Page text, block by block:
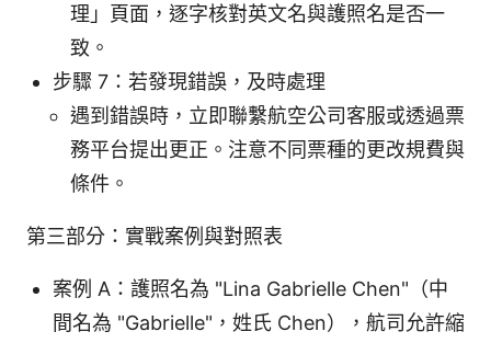
理」頁面，逐字核對英文名與護照名是否一
致。
步驟 7：若發現錯誤，及時處理
遇到錯誤時，立即聯繫航空公司客服或透過票
務平台提出更正。注意不同票種的更改規費與
條件。
第三部分：實戰案例與對照表
案例 A：護照名為 "Lina Gabrielle Chen"（中
間名為 "Gabrielle"，姓氏 Chen），航司允許縮